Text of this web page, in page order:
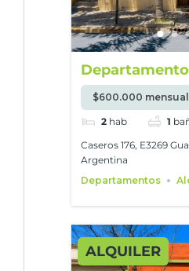
PH amueblado
$600.000
2 hab 1
Caseros 176, E3269
Argentina
Departamentos
ALQUILER